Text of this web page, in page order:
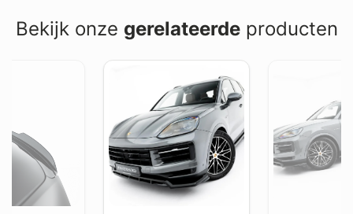
Bekijk onze gerelateerdeproducten